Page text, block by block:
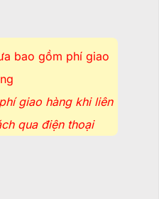
bao gồm phí giao
giao hàng khi liên
qua điện thoại